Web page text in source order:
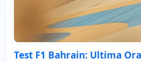
Test F1 Bahrain: Ultima